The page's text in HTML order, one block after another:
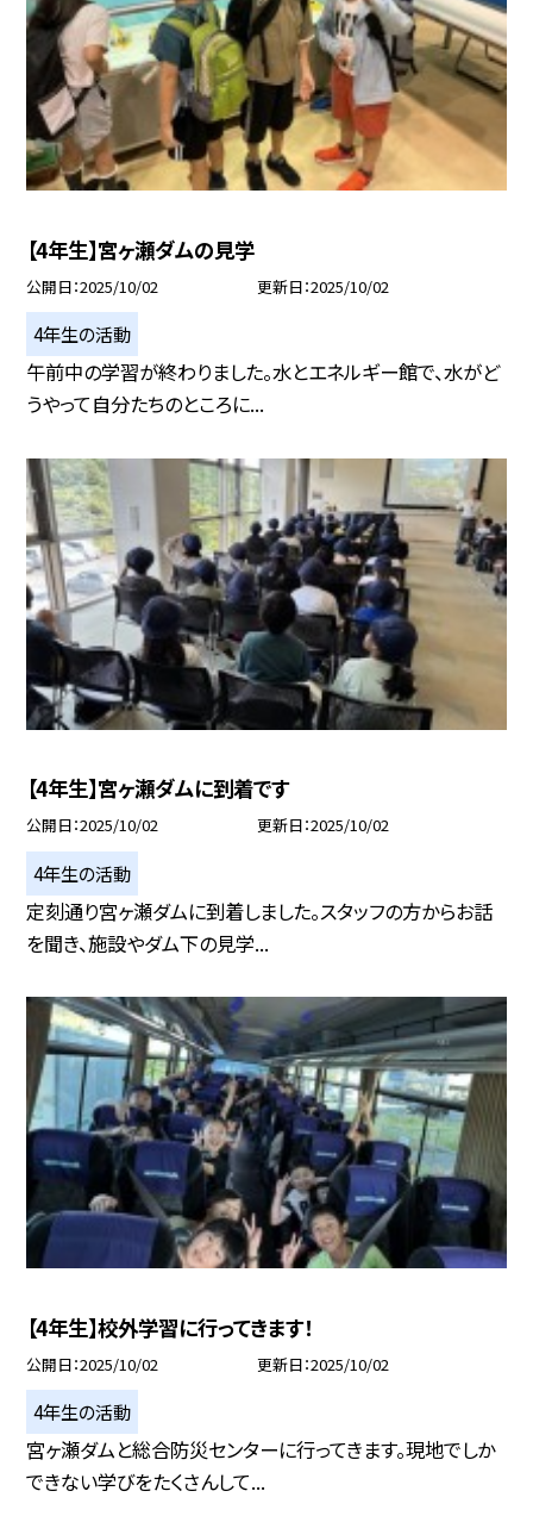
【4年生】宮ヶ瀬ダムの見学
公開日 2025/10/02 更新日 2025/10/02
4年生の活動
午前中の学習が終わりました。水とエネルギー館で、水がど
うやって自分たちのところに...
【4年生】宮ヶ瀬ダムに到着です
公開日 2025/10/02 更新日 2025/10/02
4年生の活動
定刻通り宮ヶ瀬ダムに到着しました。スタッフの方からお話
を聞き、施設やダム下の見学...
【4年生】校外学習に行ってきます！
公開日 2025/10/02 更新日 2025/10/02
4年生の活動
宮ヶ瀬ダムと総合防災センターに行ってきます。現地でしか
できない学びをたくさんして...